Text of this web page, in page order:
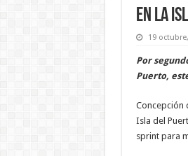
En la
19
Por
Puerto,
Concepción
Isla del
sprint para